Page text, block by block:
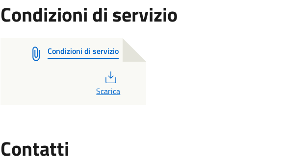
Condizioni di servizio
Condizioni di servizio
Scarica
Contatti